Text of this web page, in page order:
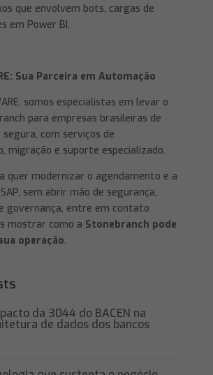
que envolvem bots, cargas de
em Power BI.
Sua Parceira em Automação
somos especialistas em levar o
para empresas brasileiras de
com serviços de
migração e suporte especializado.
quer modernizar o agendamento e a
sem abrir mão de segurança,
governança, entre em contato
mostrar como a Stonebranch pode
operação.
da 3044 do BACEN na
de dados dos bancos